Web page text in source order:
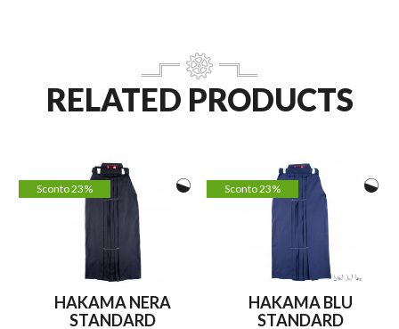
RELATED PRODUCTS
Sconto 23%
HAKAMA NERA
STANDARD
Sconto 23%
HAKAMA BLU
STANDARD